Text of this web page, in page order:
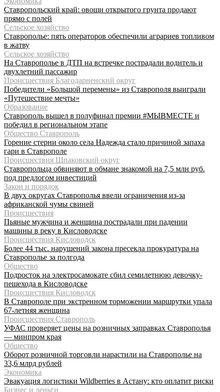
Ставропольский край: овощи открытого грунта продают
прямо с полей
Сельское хозяйство
Ставрополье: пять операторов обеспечили аграриев топливом
в жатву
Сельское хозяйство
На Ставрополье в ДТП на встречке пострадали водитель и
двухлетний пассажир
Происшествия Благодарненский округ
Победители «Большой перемены» из Ставрополя выиграли
«Путешествие мечты»
Образование
Ставрополь вышел в полуфинал премии #МЫВМЕСТЕ и
победил в региональном этапе
Общество Ставрополь
Горение стерни около села Надежда стало причиной запаха
гари в Ставрополе
Происшествия Шпаковский округ
Ставропольца обвиняют в обмане знакомой на 7,5 млн руб.
под предлогом инвестиций
Закон и порядок
В двух округах Ставрополья ввели ограничения из-за
африканской чумы свиней
Происшествия
Пьяные мужчина и женщина пострадали при падении
машины в реку в Кисловодске
Происшествия Кисловодск
Более 44 тыс. нарушений закона пресекла прокуратура на
Ставрополье за полгода
Общество
Подросток на электросамокате сбил семилетнюю девочку-
пешехода в Кисловодске
Происшествия Кисловодск
В Ставрополе при экстренном торможении маршрутки упала
67-летняя женщина
Происшествия Ставрополь
УФАС проверяет цены на розничных заправках Ставрополья
— минпром края
Общество
Оборот розничной торговли нарастили на Ставрополье на
33,6 млрд рублей
Экономика
Эвакуация логистики Wildberries в Астану: кто оплатит риски
Бизнес и деньги